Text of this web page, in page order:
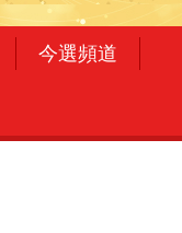
今選頻道